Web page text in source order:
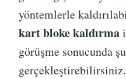
yöntemlerle
kart bloke kaldırma
görüşme sonucunda